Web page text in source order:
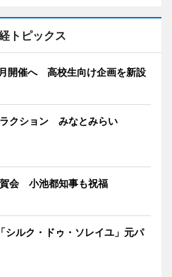
トピックス
開催へ 高校生向け企画を新設
クション みなとみらい
会 小池都知事も祝福
ルク・ドゥ・ソレイユ」元パ